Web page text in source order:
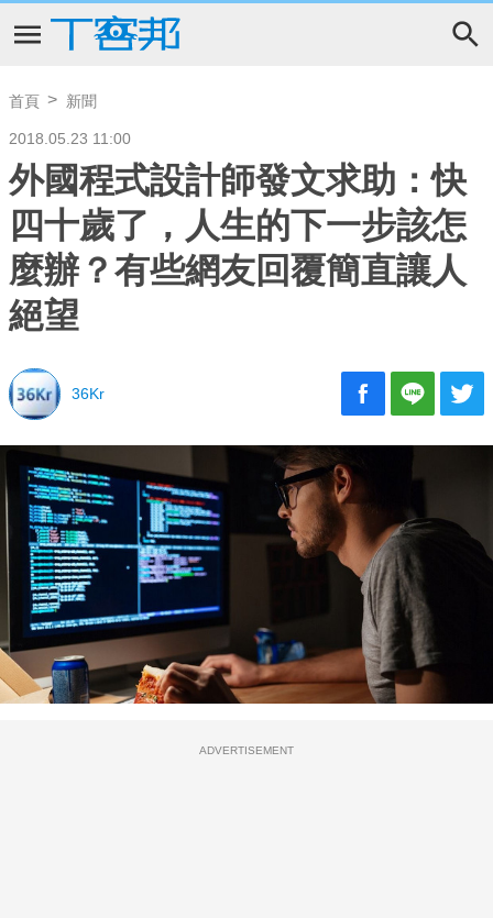
首頁 新聞
2018.05.23 11:00
外國程式設計師發文求助：快
四十歲了，人生的下一步該怎
麼辦？有些網友回覆簡直讓人
絕望
36Kr
ADVERTISEMENT